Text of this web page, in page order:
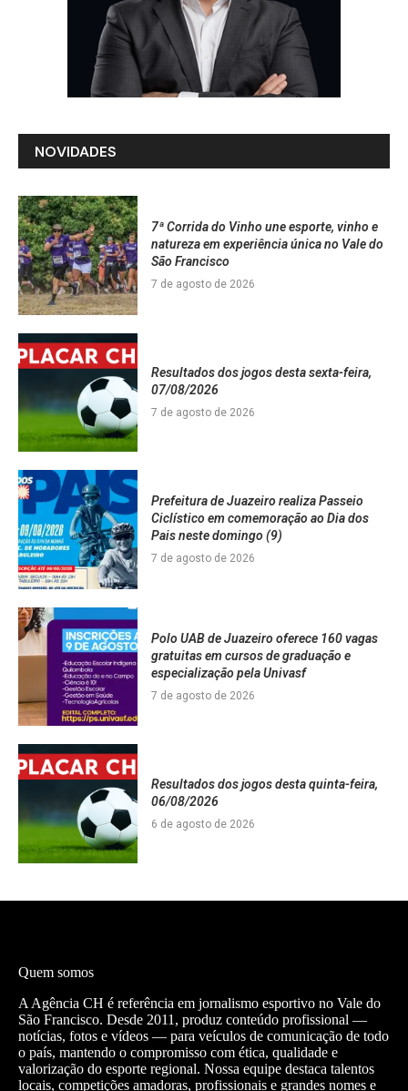
NOVIDADES
7ª Corrida do Vinho une esporte, vinho e
natureza em experiência única no Vale do
São Francisco
7 de agosto de 2026
Resultados dos jogos desta sexta-feira,
07/08/2026
7 de agosto de 2026
Prefeitura de Juazeiro realiza Passeio
Ciclístico em comemoração ao Dia dos
Pais neste domingo (9)
7 de agosto de 2026
Polo UAB de Juazeiro oferece 160 vagas
gratuitas em cursos de graduação e
especialização pela Univasf
7 de agosto de 2026
Resultados dos jogos desta quinta-feira,
06/08/2026
6 de agosto de 2026
Quem somos
A Agência CH é referência em jornalismo esportivo no Vale do
São Francisco. Desde 2011, produz conteúdo profissional —
notícias, fotos e vídeos — para veículos de comunicação de todo
o país, mantendo o compromisso com ética, qualidade e
valorização do esporte regional. Nossa equipe destaca talentos
locais, competições amadoras, profissionais e grandes nomes e